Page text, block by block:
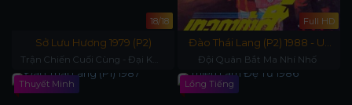
18/18
Sở Lưu Hương 1979 (P2)
Trận Chiến Cuối Cùng - Đại Kết
Cục
Full HD
Đào Thái Lang (P2) 1988 - Uy
Dũng Hạ Sơn
Đội Quân Bắt Ma Nhí Nhố
Thuyết Minh Lồng Tiếng